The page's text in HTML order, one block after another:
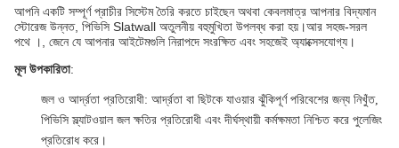
আপনি একটি সম্পূর্ণ প্রাচীর সিস্টেম তৈরি করতে চাইছেন অথবা কেবলমাত্র আপনার বিদ্যমান
স্টোরেজ উন্নত, পিভিসি Slatwall অতুলনীয় বহুমুখিতা উপলব্ধ করা হয়।আর সহজ-সরল
পথে ।, জেনে যে আপনার আইটেমগুলি নিরাপদে সংরক্ষিত এবং সহজেই অ্যাক্সেসযোগ্য।
মূল উপকারিতা:
জল ও আর্দ্রতা প্রতিরোধী: আর্দ্রতা বা ছিটকে যাওয়ার ঝুঁকিপূর্ণ পরিবেশের জন্য নিখুঁত,
পিভিসি স্ল্যাটওয়াল জল ক্ষতির প্রতিরোধী এবং দীর্ঘস্থায়ী কর্মক্ষমতা নিশ্চিত করে পুলেজিং
প্রতিরোধ করে।